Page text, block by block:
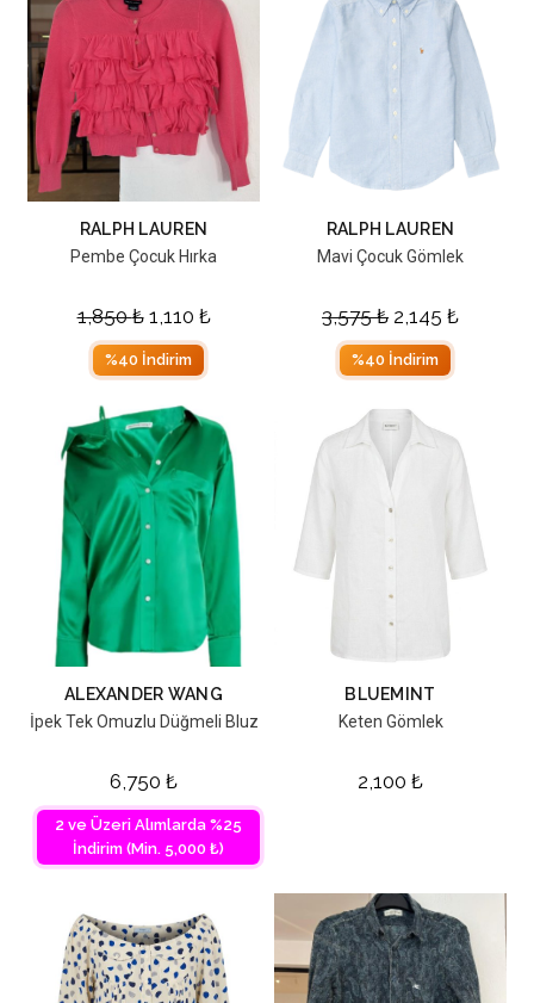
RALPH LAUREN
Pembe Çocuk Hırka
1,850₺ 1,110 ₺
%40 İndirim
RALPH LAUREN
Mavi Çocuk Gömlek
3,575₺ 2,145 ₺
%40 İndirim
ALEXANDER WANG
İpek Tek Omuzlu Düğmeli Bluz
6,750 ₺
2 ve Üzeri Alımlarda %25
İndirim (Min. 5,000 ₺)
BLUEMINT
Keten Gömlek
2,100 ₺